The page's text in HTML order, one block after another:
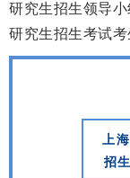
研究生招生领导
研究生招生考试
上
招生